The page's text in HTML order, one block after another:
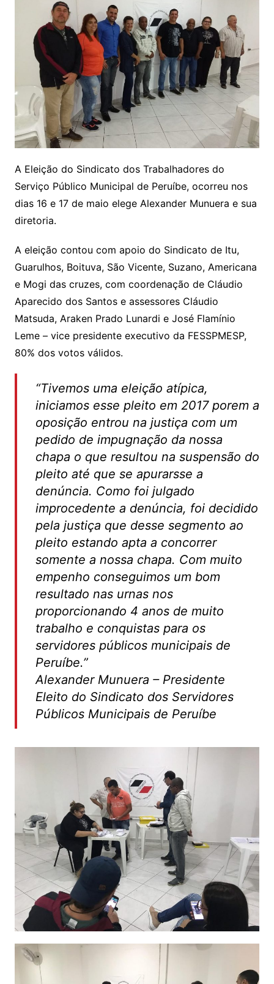
A Eleição do Sindicato dos Trabalhadores do
Serviço Público Municipal de Peruíbe, ocorreu nos
dias 16 e 17 de maio elege Alexander Munuera e sua
diretoria.
A eleição contou com apoio do Sindicato de Itu,
Guarulhos, Boituva, São Vicente, Suzano, Americana
e Mogi das cruzes, com coordenação de Cláudio
Aparecido dos Santos e assessores Cláudio
Matsuda, Araken Prado Lunardi e José Flamínio
Leme – vice presidente executivo da FESSPMESP,
80% dos votos válidos.
“Tivemos uma eleição atípica,
iniciamos esse pleito em 2017 porem a
oposição entrou na justiça com um
pedido de impugnação da nossa
chapa o que resultou na suspensão do
pleito até que se apurarsse a
denúncia. Como foi julgado
improcedente a denúncia, foi decidido
pela justiça que desse segmento ao
pleito estando apta a concorrer
somente a nossa chapa. Com muito
empenho conseguimos um bom
resultado nas urnas nos
proporcionando 4 anos de muito
trabalho e conquistas para os
servidores públicos municipais de
Peruíbe.”
Alexander Munuera – Presidente
Eleito do Sindicato dos Servidores
Públicos Municipais de Peruíbe